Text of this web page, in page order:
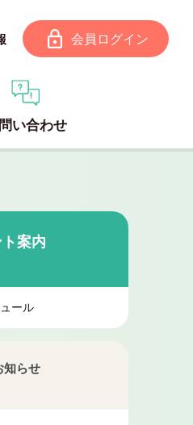
会員ログイン
い合わせ
案内
ール
知らせ